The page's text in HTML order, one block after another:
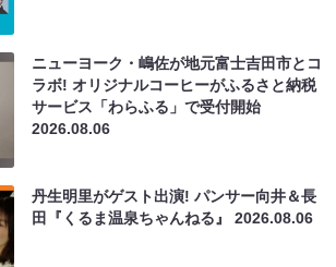
ニューヨーク・嶋佐が地元富士吉田市とコ
ラボ! オリジナルコーヒーがふるさと納税
サービス「わらふる」で受付開始
2026.08.06
丹生明里がゲスト出演! パンサー向井＆長
田『くるま温泉ちゃんねる』2026.08.06